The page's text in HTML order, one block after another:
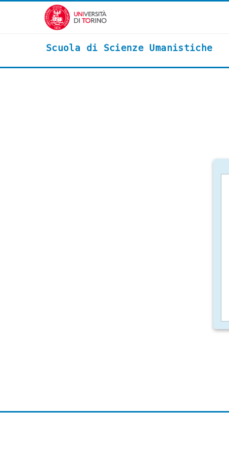
Vai al contenuto principale
Scuola di Scienze Umanistiche